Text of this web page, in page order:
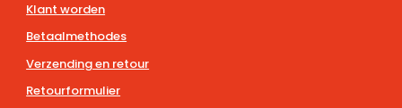
Klant worden
Betaalmethodes
Verzending en retour
Retourformulier